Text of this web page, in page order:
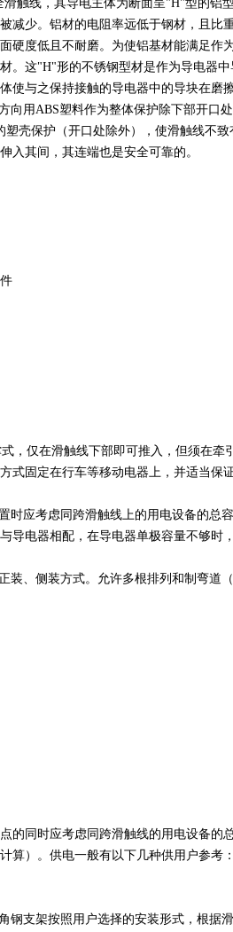
触线，其导电主体为断面呈"H"型的铝
减少。铝材的电阻率远低于钢材，且
硬度低且不耐磨。为使铝基材能满足
。这"H"形的不锈钢型材是作为导电器
使与之保持接触的导电器中的导块在磨
向用ABS塑料作为整体保护除下部开口
壳保护（开口处除外），使滑触线不
入其间，其连端也是安全可靠的。
，仅在滑触线下部即可推入，但须在牵
式固定在行车等移动电器上，并适当保
时应考虑同跨滑触线上的用电设备的总
导电器相配，在导电器单极容量不够时
装、侧装方式。允许多根排列和制弯道
的同时应考虑同跨滑触线的用电设备
算）。供电一般有以下几种供用户
钢支架按照用户选择的安装形式，根据